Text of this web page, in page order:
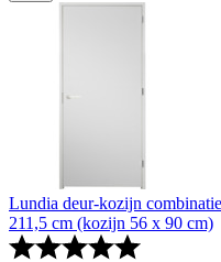
Lundia deur-kozijn
211,5 cm (kozijn 56 x 90 cm)